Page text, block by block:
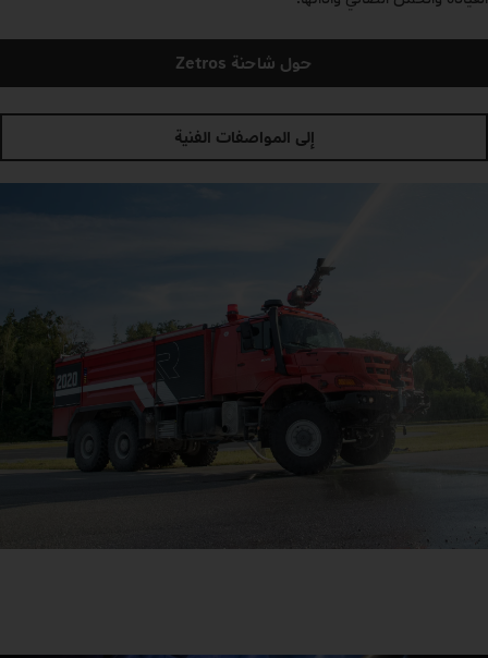
حول شاحنة Zetros
إلى المواصفات الفنية